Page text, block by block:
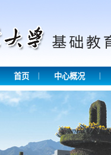
首页 中心概况